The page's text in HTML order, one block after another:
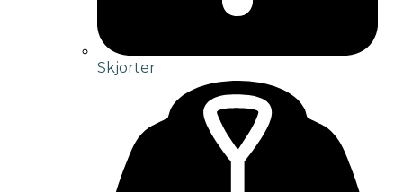
Skjorter